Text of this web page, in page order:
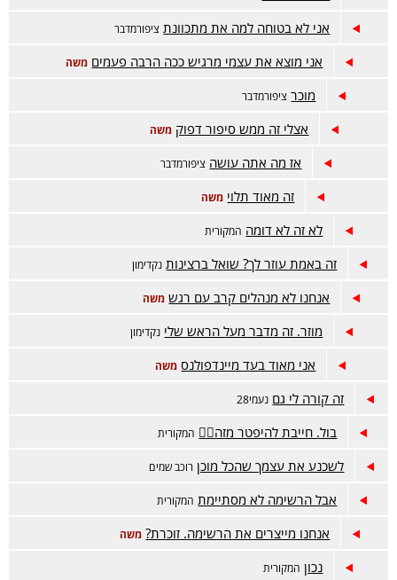
אני לא בטוחה למה את מתכוונת ציפורמדבר
אני מוצא את עצמי מרגיש ככה הרבה פעמים משה
מוכר ציפורמדבר
אצלי זה ממש סיפור דפוק משה
אז מה אתה עושה ציפורמדבר
זה מאוד תלוי משה
לא זה לא דומה המקורית
זה באמת עוזר לך? שואל ברצינות נקדימון
אנחנו לא מנהלים קרב עם רגש משה
מוזר. זה מדבר מעל הראש שלי נקדימון
אני מאוד בעד מיינדפולנס משה
זה קורה לי גם נעמי28
בול. חייבת להיפטר מזה😵‍💫 המקורית
לשכנע את עצמך שהכל מוכן רוכב שמים
אבל הרשימה לא מסתיימת המקורית
אנחנו מייצרים את הרשימה. זוכרת? משה
נכון המקורית